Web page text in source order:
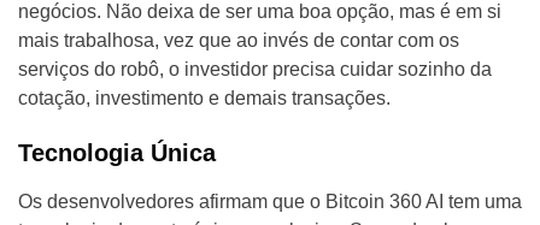
negócios. Não deixa de ser uma boa opção, mas é em si
mais trabalhosa, vez que ao invés de contar com os
serviços do robô, o investidor precisa cuidar sozinho da
cotação, investimento e demais transações.
Tecnologia Única
Os desenvolvedores afirmam que o Bitcoin 360 AI tem uma